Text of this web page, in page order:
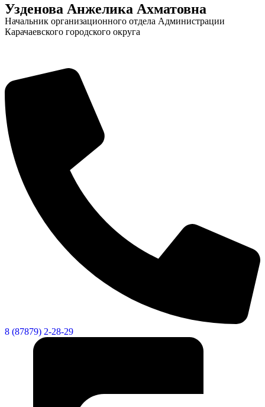
код кластера
Узденова Анжелика Ахматовна
Начальник организационного отдела Администрации
Карачаевского городского округа
8 (87879) 2-28-29